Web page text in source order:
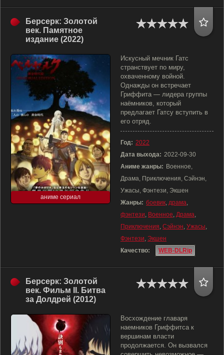
Берсерк: Золотой
век. Памятное
издание (2022)
аниме сериал
Искусный мечник Гатс
странствует по миру,
охваченному войной.
Однажды он встречает
Гриффита — лидера группы
наёмников, который
предлагает Гатсу вступить в
его отряд.
Год: 2022
Дата выхода: 2022-09-30
Аниме жанры: Военное,
Драма, Приключения, Сэйнэн,
Ужасы, Фэнтези, Экшен
Жанры: боевик, драма,
фэнтези, Военное, Драма,
Приключения, Сэйнэн, Ужасы,
Фэнтези, Экшен
Качество:
WEB-DLRip
Берсерк: Золотой
век. Фильм II. Битва
за Долдрей (2012)
Восхождение главаря
наемников Гриффитса к
вершинам власти
продолжается. Он вызвался